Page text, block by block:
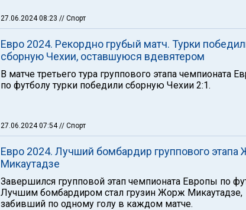
27.06.2024 08:23 // Спорт
Евро 2024. Рекордно грубый матч. Турки
сборную Чехии, оставшуюся вдевятером
В матче третьего тура группового этапа чемпионата
по футболу турки победили сборную Чехии 2:1.
27.06.2024 07:54// Спорт
Евро 2024. Лучший бомбардир группового этапа
Микаутадзе
Завершился групповой этап чемпионата Европы по
Лучшим бомбардиром стал грузин Жорж Микаутадзе,
забивший по одному голу в каждом матче.